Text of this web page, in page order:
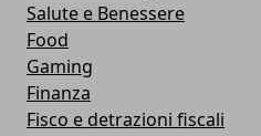
Salute e Benessere
Food
Gaming
Finanza
Fisco e detrazioni fiscali